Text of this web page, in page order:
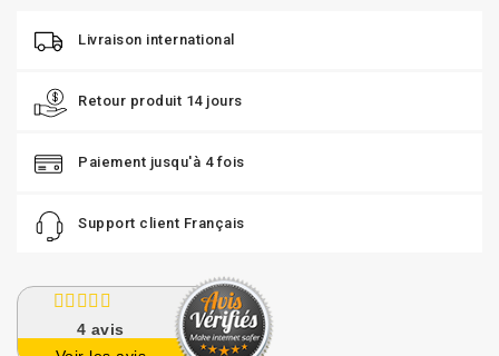
Livraison international
Retour produit 14 jours
Paiement jusqu'à 4 fois
Support client Français
4 avis